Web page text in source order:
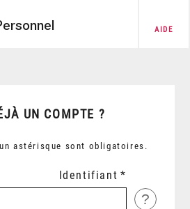
AIDE
UN COMPTE ?
astérisque sont obligatoires.
Identifiant
?